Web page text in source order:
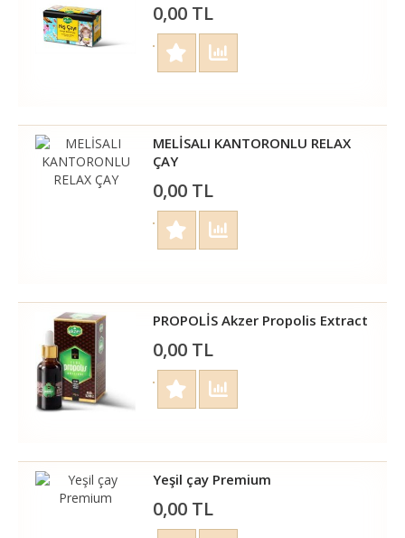
0,00 TL
MELİSALI KANTORONLU RELAX
ÇAY
0,00 TL
PROPOLİS Akzer Propolis Extract
0,00 TL
Yeşil çay Premium
0,00 TL